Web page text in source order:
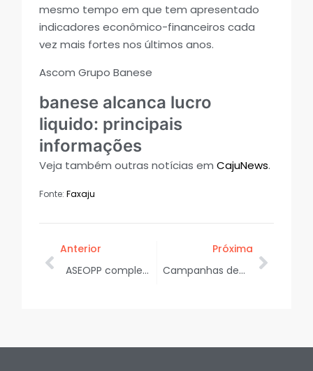
mesmo tempo em que tem apresentado
indicadores econômico-financeiros cada
vez mais fortes nos últimos anos.
Ascom Grupo Banese
banese alcanca lucro
liquido: principais
informações
Veja também outras notícias emCajuNews.
Fonte:Faxaju
Anterior
ASEOPP completa 19 anos de atuação em defesa da construção civil
Próxima
Campanhas de adoção e vacinação animal acontecem neste fim de semana